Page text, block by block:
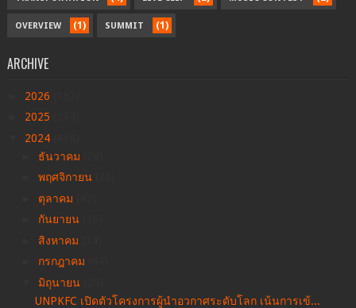
OVERVIEW (1) SUMMIT (1)
ARCHIVE
2026
2025
2024
ธันวาคม
พฤศจิกายน
ตุลาคม
กันยายน
สิงหาคม
กรกฎาคม
มิถุนายน
UNPKFC เปิดตัวโครงการผู้นำอวกาศระดับโลก เน้นการเข้...